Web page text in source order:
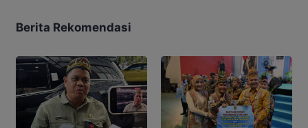
Berita Rekomendasi